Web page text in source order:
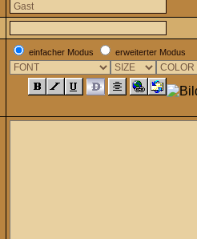
einfacher Modus
erweiterter Modus